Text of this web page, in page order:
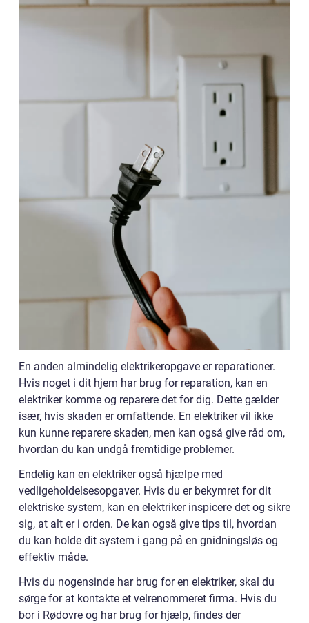
En anden almindelig elektrikeropgave er reparationer.
Hvis noget i dit hjem har brug for reparation, kan en
elektriker komme og reparere det for dig. Dette gælder
især, hvis skaden er omfattende. En elektriker vil ikke
kun kunne reparere skaden, men kan også give råd om,
hvordan du kan undgå fremtidige problemer.
Endelig kan en elektriker også hjælpe med
vedligeholdelsesopgaver. Hvis du er bekymret for dit
elektriske system, kan en elektriker inspicere det og sikre
sig, at alt er i orden. De kan også give tips til, hvordan
du kan holde dit system i gang på en gnidningsløs og
effektiv måde.
Hvis du nogensinde har brug for en elektriker, skal du
sørge for at kontakte et velrenommeret firma. Hvis du
bor i Rødovre og har brug for hjælp, findes der